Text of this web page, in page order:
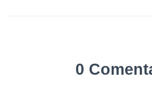
0